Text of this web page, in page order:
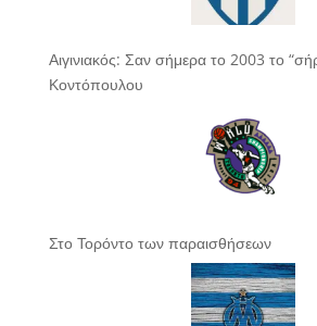
Αιγινιακός: Σαν σήμερα το 2003 το
Κοντόπουλου
Στο Τορόντο των παραισθήσεων